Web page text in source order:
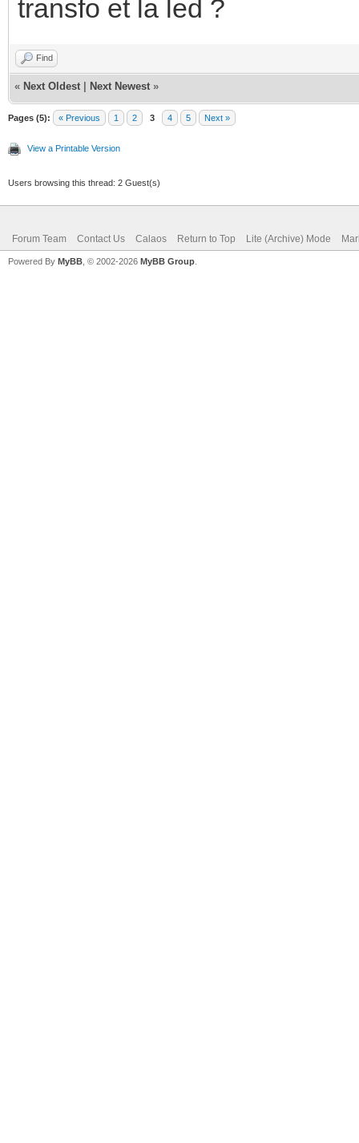
transfo et la led ?
Find
« Next Oldest Next Newest »
Pages (5): « Previous 1 2 3 4 5 Next »
View a Printable Version
Users browsing this thread: 2 Guest(s)
Forum Team Contact Us Calaos Return to Top Lite (Archive) Mode
Powered By MyBB , © 2002-2026 MyBB Group